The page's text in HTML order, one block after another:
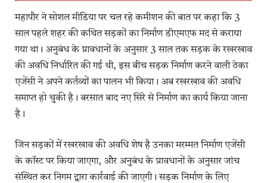
महापौर ने सोशल मीडिया पर चल रहे कमीशन की बात पर कहा कि 3
साल पहले शहर की कथित सड़कों का निर्माण डीएमएफ मद से कराया
गया था। अनुबंध के प्रावधानों के अनुसार 3 साल तक सड़क के रखरखाव
की अवधि निर्धारित की गई थी, इस बीच सड़क निर्माण करने वाली ठेका
एजेंसी ने अपने कर्तव्यों का पालन भी किया। अब रखरखाव की अवधि
समाप्त हो चुकी है। बरसात बाद नए सिरे से निर्माण का कार्य किया जाना
है।
जिन सड़कों में रखरखाव की अवधि शेष है उनका मरम्मत निर्माण एजेंसी
के कॉस्ट पर किया जाएगा, और अनुबंध के प्रावधानों के अनुसार जांच
संस्थित कर निगम द्वारा कार्रवाई की जाएगी। सड़क निर्माण के लिए